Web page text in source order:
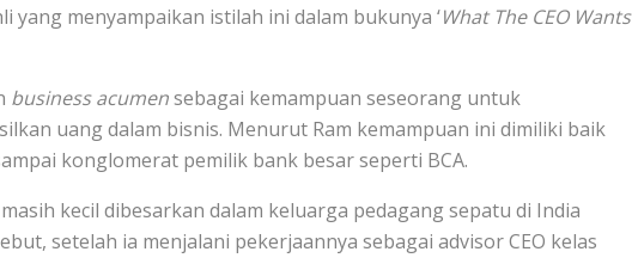
yang menyampaikan istilah ini dalam bukunya ‘What The CEO Wants
business acumensebagai kemampuan seseorang untuk
uang dalam bisnis. Menurut Ram kemampuan ini dimiliki baik
konglomerat pemilik bank besar seperti BCA.
kecil dibesarkan dalam keluarga pedagang sepatu di India
setelah ia menjalani pekerjaannya sebagai advisor CEO kelas